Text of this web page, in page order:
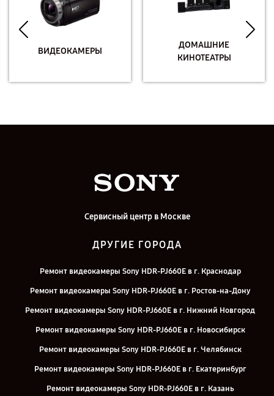
ВИДЕОКАМЕРЫ
ДОМАШНИЕ
КИНОТЕАТРЫ
Сервисный центр в Москве
ДРУГИЕ ГОРОДА
Ремонт видеокамеры Sony HDR-PJ660E в г. Краснодар
Ремонт видеокамеры Sony HDR-PJ660E в г. Ростов-на-Дону
Ремонт видеокамеры Sony HDR-PJ660E в г. Нижний Новгород
Ремонт видеокамеры Sony HDR-PJ660E в г. Новосибирск
Ремонт видеокамеры Sony HDR-PJ660E в г. Челябинск
Ремонт видеокамеры Sony HDR-PJ660E в г. Екатеринбург
Ремонт видеокамеры Sony HDR-PJ660E в г. Казань